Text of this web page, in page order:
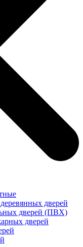
дверей
дверей (ПВХ)
дверей